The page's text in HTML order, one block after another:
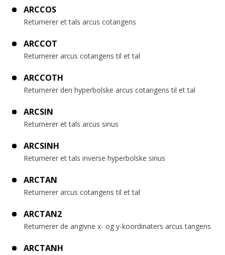
ARCCOS
Returnerer et tals arcus cotangens
ARCCOT
Returnerer arcus cotangens til et tal
ARCCOTH
Returnerer den hyperbolske arcus cotangens til et tal
ARCSIN
Returnerer et tals arcus sinus
ARCSINH
Returnerer et tals inverse hyperbolske sinus
ARCTAN
Returnerer arcus cotangens til et tal
ARCTAN2
Returnerer de angivne x- og y-koordinaters arcus tangens
ARCTANH